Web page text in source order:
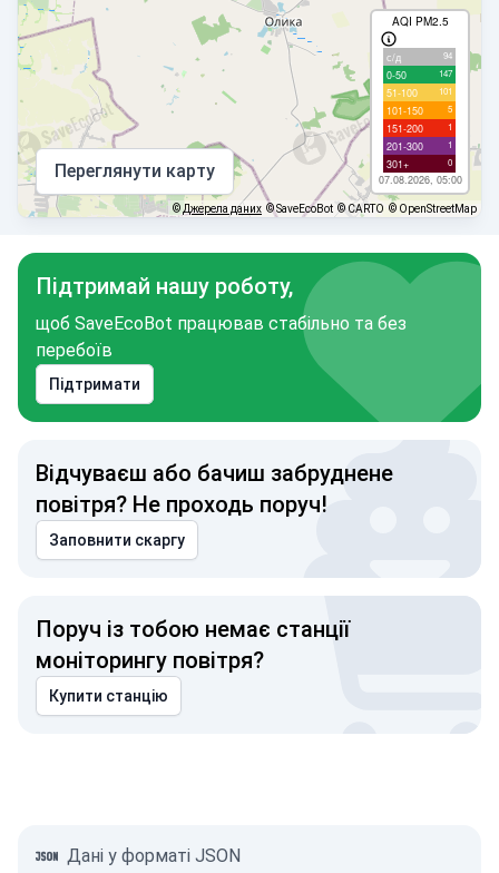
AQI PM2.5
с/д 94
0-50 147
51-100 101
101-150 5
151-200 1
201-300 1
301+ 0
07.08.2026, 05:00
Переглянути карту
© Джерела даних © SaveEcoBot © CARTO © OpenStreetMap
Підтримай нашу роботу,
щоб SaveEcoBot працював стабільно та без
перебоїв
Підтримати
Відчуваєш або бачиш забруднене
повітря? Не проходь поруч!
Заповнити скаргу
Поруч із тобою немає станції
моніторингу повітря?
Купити станцію
Дані у форматі JSON